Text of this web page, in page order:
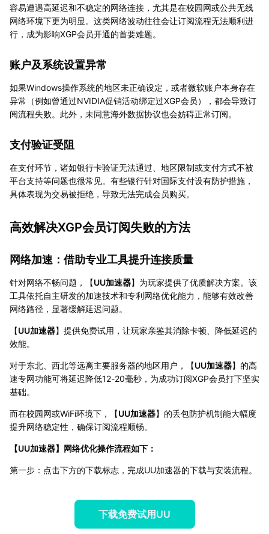
容易遭遇高延迟和不稳定的网络连接，尤其是在校园网或公共无线
网络环境下更为明显。这类网络波动往往会让订阅流程无法顺利进
行，成为影响XGP会员开通的首要难题。
账户及系统设置异常
如果Windows操作系统的地区未正确设定，或者微软账户本身存在
异常（例如曾通过NVIDIA促销活动绑定过XGP会员），都会导致订
阅流程失败。此外，未同意海外数据协议也会妨碍正常订阅。
支付验证受阻
在支付环节，诸如银行卡验证无法通过、地区限制或支付方式不被
平台支持等问题也很常见。有些银行针对国际支付设有防护措施，
具体表现为交易被拒绝，导致无法完成会员购买。
高效解决XGP会员订阅失败的方法
网络加速：借助专业工具提升连接质量
针对网络不畅问题，【UU加速器】为玩家提供了优质解决方案。该
工具依托自主研发的加速技术和专利网络优化能力，能够有效改善
网络路径，显著缓解延迟问题。
【UU加速器】提供免费试用，让玩家亲鉴其消除卡顿、降低延迟的
效能。
对于东北、西北等远离主要服务器的地区用户，【UU加速器】的高
速专网功能可将延迟降低12-20毫秒，为成功订阅XGP会员打下坚实
基础。
而在校园网或WiFi环境下，【UU加速器】的丢包防护机制能大幅度
提升网络稳定性，确保订阅流程顺畅。
【UU加速器】网络优化操作流程如下：
第一步：点击下方的下载标志，完成UU加速器的下载与安装流程。
下载免费试用UU